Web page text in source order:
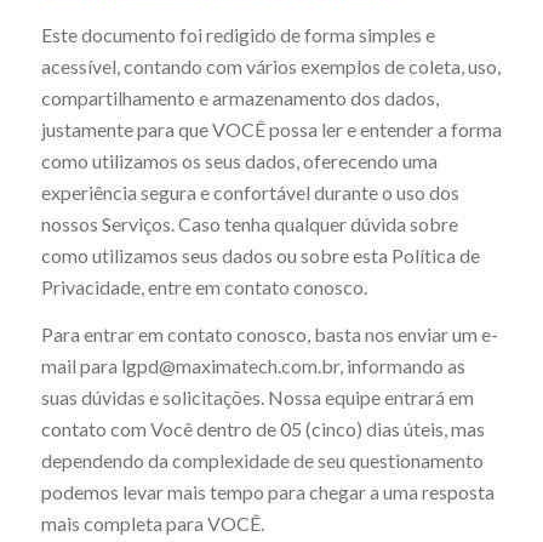
Este documento foi redigido de forma simples e
acessível, contando com vários exemplos de coleta, uso,
compartilhamento e armazenamento dos dados,
justamente para que VOCÊ possa ler e entender a forma
como utilizamos os seus dados, oferecendo uma
experiência segura e confortável durante o uso dos
nossos Serviços. Caso tenha qualquer dúvida sobre
como utilizamos seus dados ou sobre esta Política de
Privacidade, entre em contato conosco.
Para entrar em contato conosco, basta nos enviar um e-
mail para lgpd@maximatech.com.br, informando as
suas dúvidas e solicitações. Nossa equipe entrará em
contato com Você dentro de 05 (cinco) dias úteis, mas
dependendo da complexidade de seu questionamento
podemos levar mais tempo para chegar a uma resposta
mais completa para VOCÊ.